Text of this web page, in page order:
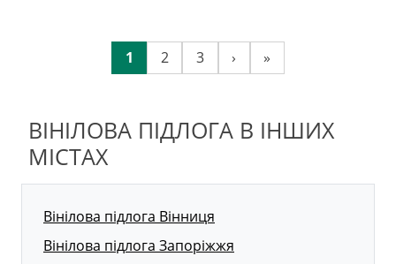
1 2 3 › »
ВІНІЛОВА ПІДЛОГА В ІНШИХ
МІСТАХ
Вінілова підлога Вінниця
Вінілова підлога Запоріжжя